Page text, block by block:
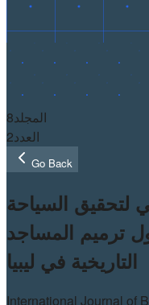
8المجلد
2العدد
Go Back
لتحقيق السياحة
ترميم المساجد
التاريخية في ليبيا
International Journal of